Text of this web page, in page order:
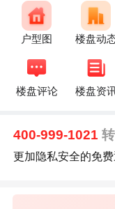
户型图 楼盘动
楼盘评论 楼盘资
400-999-1021转
更加隐私安全的免